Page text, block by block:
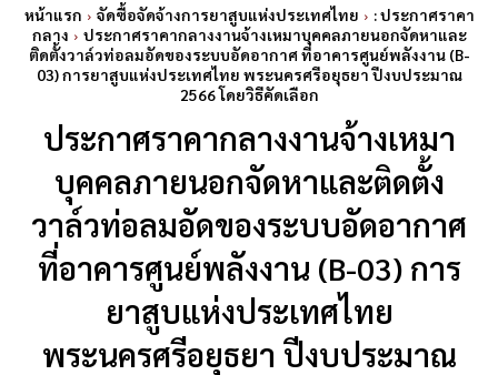
หน้าแรก จัดซื้อจัดจ้างการยาสูบแห่งประเทศไทย
: ประกาศราคา
กลาง
ประกาศราคากลางงานจ้างเหมาบุคคลภายนอกจัดหาและ
ติดตั้งวาล์วท่อลมอัดของระบบอัดอากาศ ที่อาคารศูนย์พลังงาน (B-
03) การยาสูบแห่งประเทศไทย พระนครศรีอยุธยา ปีงบประมาณ
2566 โดยวิธีคัดเลือก
ประกาศราคากลางงานจ้างเหมา
บุคคลภายนอกจัดหาและติดตั้ง
วาล์วท่อลมอัดของระบบอัดอากาศ
ที่อาคารศูนย์พลังงาน (B-03) การ
ยาสูบแห่งประเทศไทย
พระนครศรีอยุธยา ปีงบประมาณ